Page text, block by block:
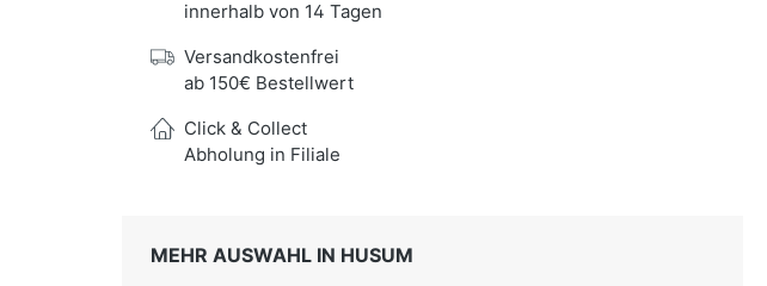
innerhalb von 14 Tagen
Versandkostenfrei
ab 150€ Bestellwert
Click & Collect
Abholung in Filiale
MEHR AUSWAHL IN HUSUM